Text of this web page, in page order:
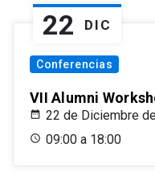
22 DIC
Conferencias
VII Alumni
22 de Diciembre
09:00 a 18:00